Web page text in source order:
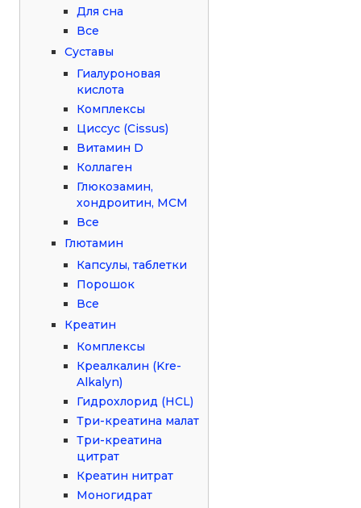
Для сна
Все
Суставы
Гиалуроновая
кислота
Комплексы
Циссус (Cissus)
Витамин D
Коллаген
Глюкозамин,
хондроитин, МСМ
Все
Глютамин
Капсулы, таблетки
Порошок
Все
Креатин
Комплексы
Креалкалин (Kre-
Alkalyn)
Гидрохлорид (HCL)
Три-креатина малат
Три-креатина
цитрат
Креатин нитрат
Моногидрат